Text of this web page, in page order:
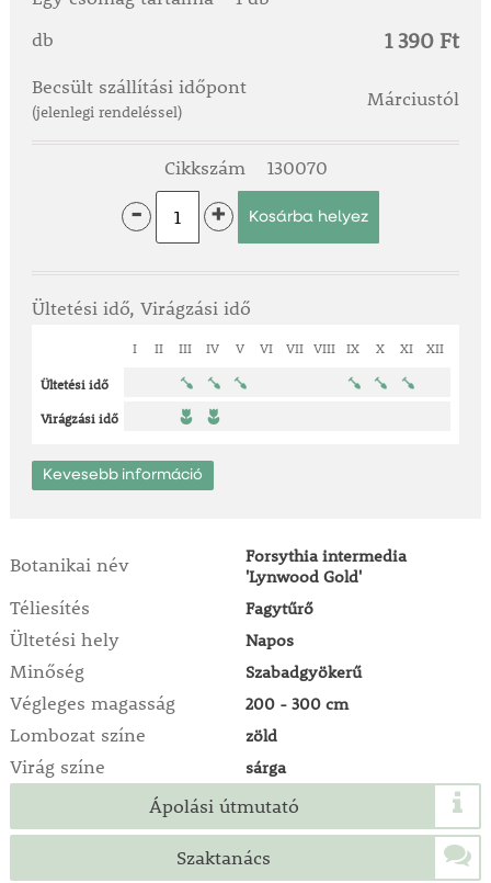
db
1 390 Ft
Becsült szállítási időpont
(jelenlegi rendeléssel)
Márciustól
Cikkszám 130070
- +
Ültetési idő, Virágzási idő
I II III IV V VI VII VIII IX X XI XII
Ültetési idő
Virágzási idő
Kevesebb információ
Botanikai név
Forsythia intermedia
'Lynwood Gold'
Téliesítés Fagytűrő
Ültetési hely Napos
Minőség Szabadgyökerű
Végleges magasság 200 - 300 cm
Lombozat színe zöld
Virág színe sárga
Ápolási útmutató
Szaktanács